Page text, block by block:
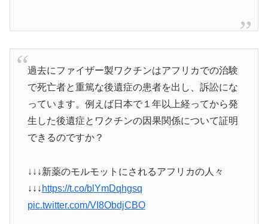
過去にファイザー製ワクチンはアフリカでの治験
で死亡者と重篤な後遺症の患者を出し、訴訟にな
っています。例えば日本で１年以上経ってから発
生した後遺症とワクチンの因果関係について証明
できるのですか？
↓↓↓新薬のモルモットにされるアフリカの人々
↓↓↓ https://t.co/blYmDqhgsq
pic.twitter.com/VI8ObdjCBO